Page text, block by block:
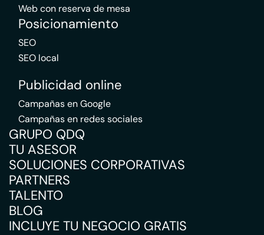
Web con reserva de mesa
Posicionamiento
SEO
SEO local
Publicidad online
Campañas en Google
Campañas en redes sociales
GRUPO QDQ
TU ASESOR
SOLUCIONES CORPORATIVAS
PARTNERS
TALENTO
BLOG
INCLUYE TU NEGOCIO GRATIS